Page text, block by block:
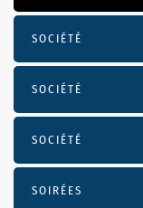
SOCIÉTÉ
SOCIÉTÉ
SOCIÉTÉ
SOIRÉES